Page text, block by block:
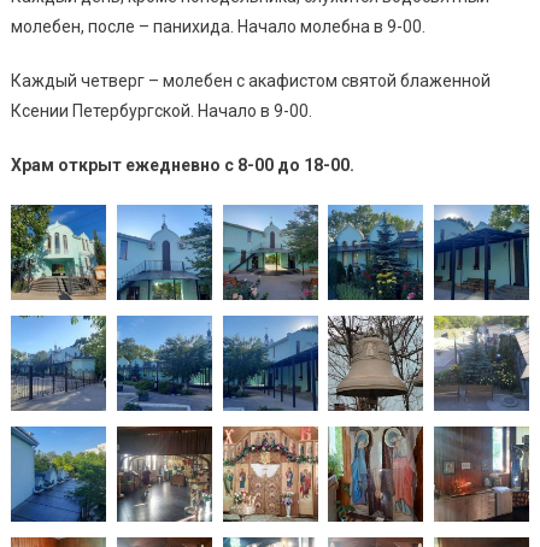
молебен, после – панихида. Начало молебна в 9-00.
Каждый четверг – молебен с акафистом святой блаженной
Ксении Петербургской. Начало в 9-00.
Храм открыт ежедневно с 8-00 до 18-00.